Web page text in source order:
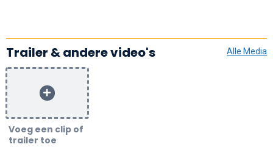
Trailer & andere video's Alle Media
Voeg een clip of
trailer toe